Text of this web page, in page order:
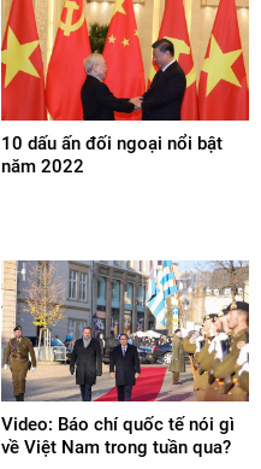
10 dấu ấn đối ngoại nổi bật
năm 2022
Video: Báo chí quốc tế nói gì
về Việt Nam trong tuần qua?